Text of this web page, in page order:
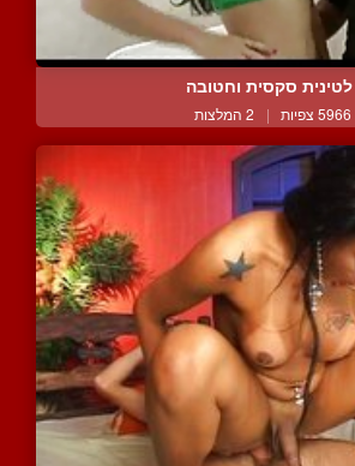
לטינית סקסית וחטובה
5966 צפיות | 2 המלצות